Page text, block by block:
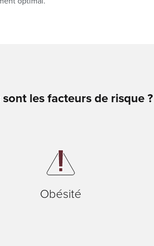
les facteurs de risque ?
Obésité